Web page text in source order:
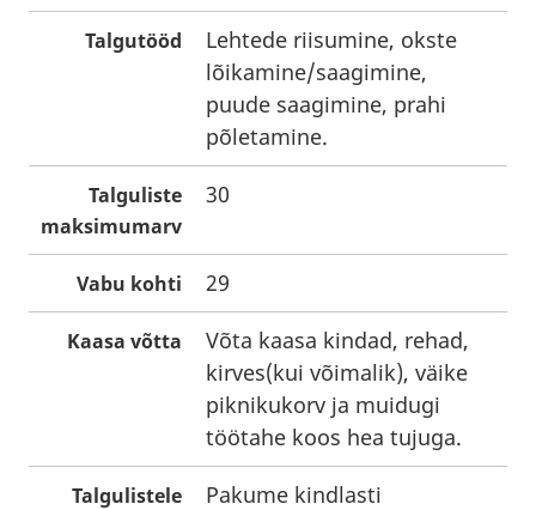
Talgutööd
Lehtede riisumine, okste
lõikamine/saagimine,
puude saagimine, prahi
põletamine.
Talguliste
maksimumarv
30
Vabu kohti 29
Kaasa võtta
Võta kaasa kindad, rehad,
kirves(kui võimalik), väike
piknikukorv ja muidugi
töötahe koos hea tujuga.
Talgulistele
Pakume kindlasti